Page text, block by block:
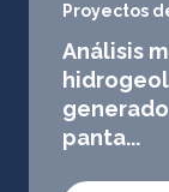
Proyectos
Análisis
panta...